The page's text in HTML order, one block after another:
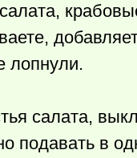
лопнули.
салата,
подавать в